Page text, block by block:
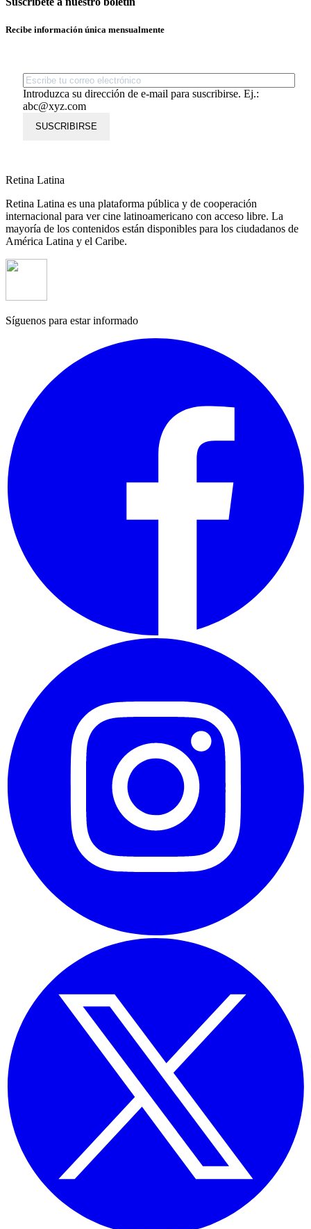
Recibe información única mensualmente
Introduzca su dirección de e-mail para suscribirse. Ej.:
abc@xyz.com
SUSCRIBIRSE
Retina Latina
Retina Latina es una plataforma pública y de cooperación
internacional para ver cine latinoamericano con acceso libre. La
mayoría de los contenidos están disponibles para los ciudadanos de
América Latina y el Caribe.
Síguenos para estar informado